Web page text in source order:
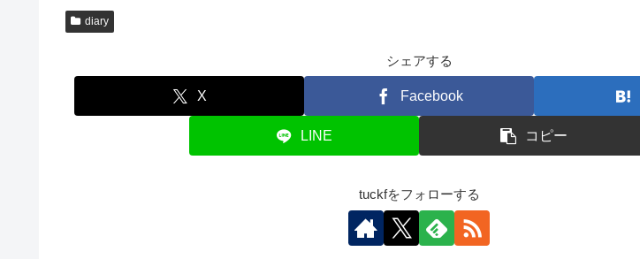
diary
シェアする
X Facebook
LINE コピー
tuckfをフォローする